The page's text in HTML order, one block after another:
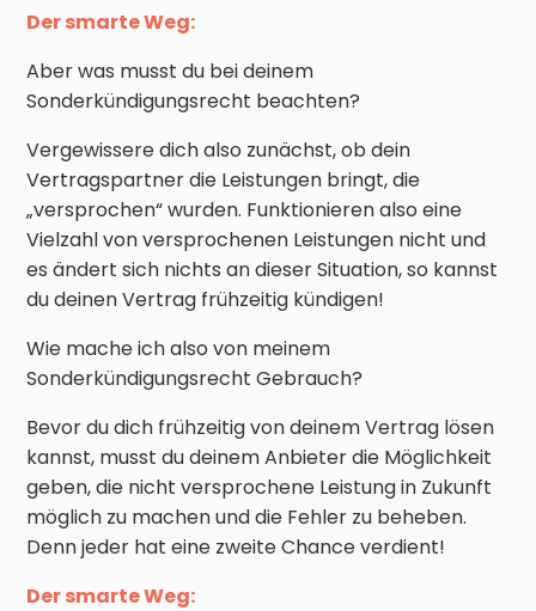
Der smarte Weg:
Aber was musst du bei deinem
Sonderkündigungsrecht beachten?
Vergewissere dich also zunächst, ob dein
Vertragspartner die Leistungen bringt, die
„versprochen“ wurden. Funktionieren also eine
Vielzahl von versprochenen Leistungen nicht und
es ändert sich nichts an dieser Situation, so kannst
du deinen Vertrag frühzeitig kündigen!
Wie mache ich also von meinem
Sonderkündigungsrecht Gebrauch?
Bevor du dich frühzeitig von deinem Vertrag lösen
kannst, musst du deinem Anbieter die Möglichkeit
geben, die nicht versprochene Leistung in Zukunft
möglich zu machen und die Fehler zu beheben.
Denn jeder hat eine zweite Chance verdient!
Der smarte Weg: